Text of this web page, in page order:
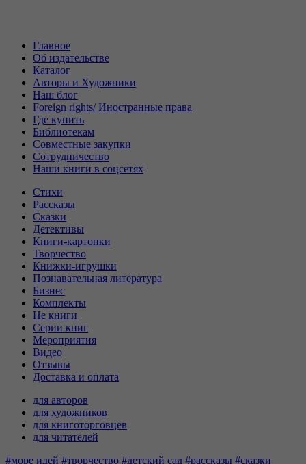
Главное
Об издательстве
Каталог
Авторы и Художники
Наш блог
Foreign rights/ Иностранные права
Где купить
Библиотекам
Совместные закупки
Сотрудничество
Наши книги в соцсетях
Стихи
Рассказы
Сказки
Детективы
Книги-картонки
Творчество
Книжки-игрушки
Познавательная литература
Бизнес
Комплекты
Не книги
Серии книг
Мероприятия
Видео
Отзывы
Доставка и оплата
для авторов
для художников
для книготорговцев
для читателей
#море идей #творчество #детский сад #рассказы #сказки